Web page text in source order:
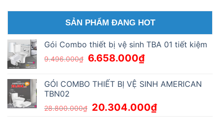
INSTRUCTIONS
FOR
USE
AND
PRODUCT
STORAGE
SHOWER
WALL
WITH
FILM
NHẬN
HỢP
QUY
XE
NÂNG
HÀNG
TẢI
TRỌNG
NÂNG
TRÊN
1000KG
SẢN PHẨM ĐANG HOT
Gói Combo thiết bị vệ sinh TBA 01 tiết kiệm
9.496.000₫ 6.658.000₫
GÓI COMBO THIẾT BỊ VỆ SINH AMERICAN
TBN02
28.800.000₫ 20.304.000₫